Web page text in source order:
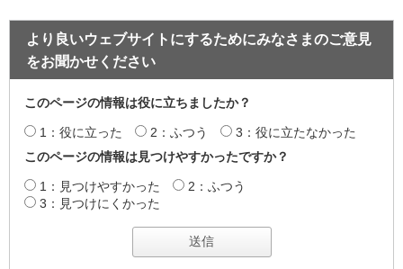
より良いウェブサイトにするためにみなさまのご意見
をお聞かせください
このページの情報は役に立ちましたか？
1：役に立った 2：ふつう
3：役に立たなかった
このページの情報は見つけやすかったですか？
1：見つけやすかった
2：ふつう
3：見つけにくかった